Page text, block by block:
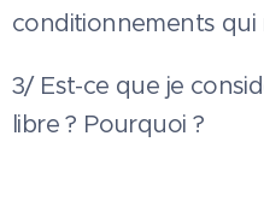
conditionnements
3/ Est-ce que je
libre ? Pourquoi ?